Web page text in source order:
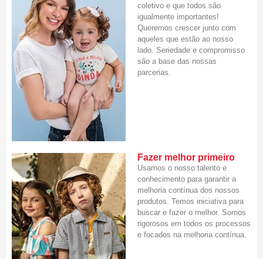
coletivo e que todos são
igualmente importantes!
Queremos crescer junto com
aqueles que estão ao nosso
lado. Seriedade e compromisso
são a base das nossas
parcerias.
Fazer melhor primeiro
Usamos o nosso talento e
conhecimento para garantir a
melhoria contínua dos nossos
produtos. Temos iniciativa para
buscar e fazer o melhor. Somos
rigorosos em todos os processos
e focados na melhoria contínua.